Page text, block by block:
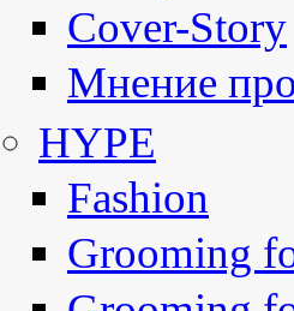
Cover-Story
Мнение
HYPE
Fashion
Grooming